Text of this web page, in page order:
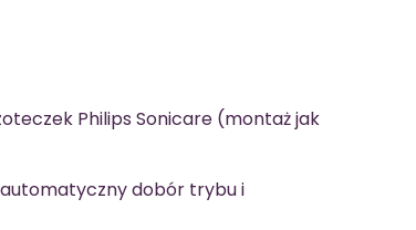
Philips Sonicare (montaż jak
dobór trybu i